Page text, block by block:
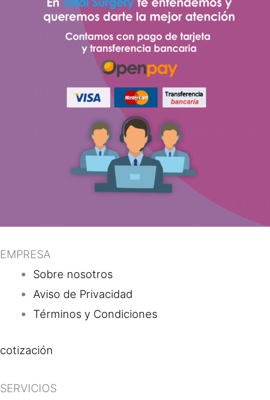
EMPRESA
Sobre nosotros
Aviso de Privacidad
Términos y Condiciones
cotización
SERVICIOS